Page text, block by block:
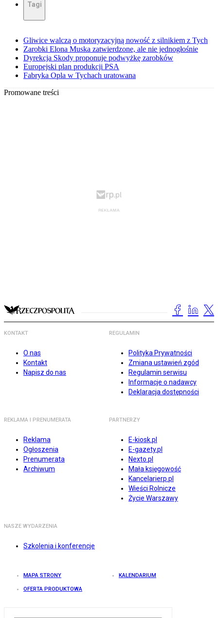
Tagi
Gliwice walczą o motoryzacyjną nowość z silnikiem z Tych
Zarobki Elona Muska zatwierdzone, ale nie jednogłośnie
Dyrekcja Skody proponuje podwyżkę zarobków
Europejski plan produkcji PSA
Fabryka Opla w Tychach uratowana
Promowane treści
KONTAKT
O nas
Kontakt
Napisz do nas
REGULAMIN
Polityka Prywatności
Zmiana ustawień zgód
Regulamin serwisu
Informacje o nadawcy
Deklaracja dostępności
REKLAMA I PRENUMERATA
Reklama
Ogłoszenia
Prenumerata
Archiwum
PARTNERZY
E-kiosk.pl
E-gazety.pl
Nexto.pl
Mała księgowość
Kancelarierp.pl
Wieści Rolnicze
Życie Warszawy
NASZE WYDARZENIA
Szkolenia i konferencje
MAPA STRONY KALENDARIUM
OFERTA PRODUKTOWA